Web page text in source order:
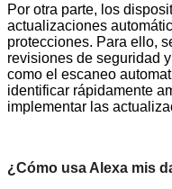
Por otra parte, los
actualizaciones
protecciones. Para ello,
revisiones de seguridad
como el escaneo
identificar rápidamente
implementar las
¿Cómo usa Alexa mis